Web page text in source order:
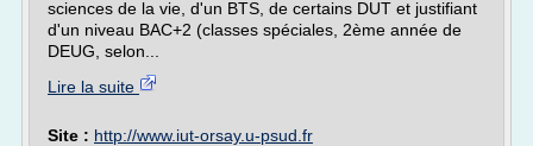
sciences de la vie, d'un BTS, de certains DUT et justifiant
d'un niveau BAC+2 (classes spéciales, 2ème année de
DEUG, selon...
Lire la suite
Site : http://www.iut-orsay.u-psud.fr